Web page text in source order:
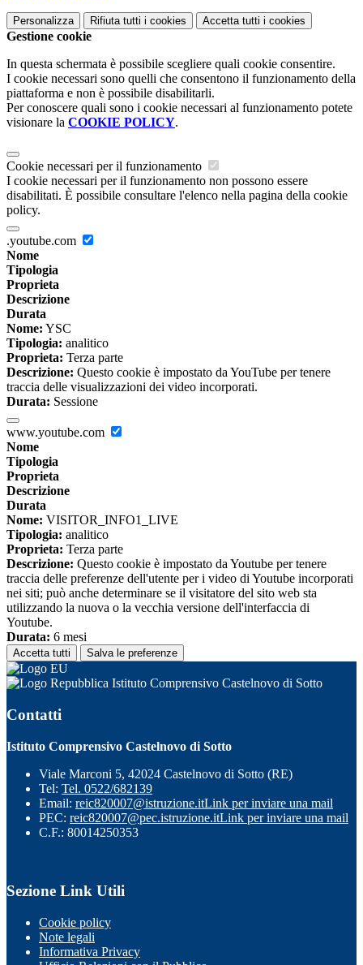
Personalizza Rifiuta tutti i cookies Accetta tutti i cookies
Gestione cookie
In questa schermata è possibile scegliere quali cookie consentire.
I cookie necessari sono quelli che consentono il funzionamento della
piattaforma e non è possibile disabilitarli.
Per conoscere quali sono i cookie necessari al funzionamento potete
visionare la COOKIE POLICY.
Cookie necessari per il funzionamento
I cookie necessari per il funzionamento non possono essere
disabilitati. È possibile consultare l'elenco nella pagina della cookie
policy.
.youtube.com
Nome
Tipologia
Proprieta
Descrizione
Durata
Nome: YSC
Tipologia: analitico
Proprieta: Terza parte
Descrizione: Questo cookie è impostato da YouTube per tenere
traccia delle visualizzazioni dei video incorporati.
Durata: Sessione
www.youtube.com
Nome
Tipologia
Proprieta
Descrizione
Durata
Nome: VISITOR_INFO1_LIVE
Tipologia: analitico
Proprieta: Terza parte
Descrizione: Questo cookie è impostato da Youtube per tenere
traccia delle preferenze dell'utente per i video di Youtube incorporati
nei siti; può anche determinare se il visitatore del sito web sta
utilizzando la nuova o la vecchia versione dell'interfaccia di
Youtube.
Durata: 6 mesi
Accetta tutti Salva le preferenze
Istituto Comprensivo Castelnovo di Sotto
Contatti
Istituto Comprensivo Castelnovo di Sotto
Viale Marconi 5, 42024 Castelnovo di Sotto (RE)
Tel: Tel. 0522/682139
Email: reic820007@istruzione.itLink per inviare una mail
PEC: reic820007@pec.istruzione.itLink per inviare una mail
C.F.: 80014250353
Sezione Link Utili
Cookie policy
Note legali
Informativa Privacy